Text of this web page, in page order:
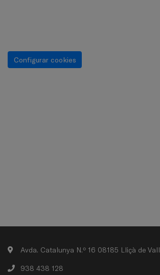
Configurar cookies
Avda. Catalunya N.º 16 08185 Lliçà de Vall
938 438 128